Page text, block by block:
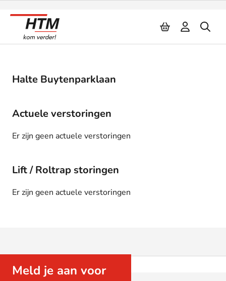
Halte Buytenparklaan
Actuele verstoringen
Er zijn geen actuele verstoringen
Lift / Roltrap storingen
Er zijn geen actuele verstoringen
Meld je aan voor